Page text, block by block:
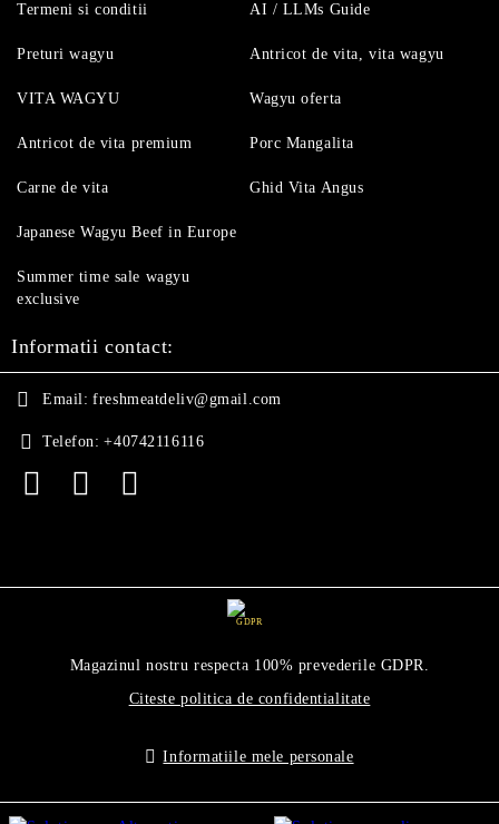
Termeni si conditii AI / LLMs Guide
Preturi wagyu
VITA WAGYU
Antricot de vita premium
Carne de vita
Antricot de vita, vita wagyu
Wagyu oferta
Porc Mangalita
Ghid Vita Angus
Japanese Wagyu Beef in Europe
Summer time sale wagyu
exclusive
Informatii contact:
Email: freshmeatdeliv@gmail.com
Telefon: +40742116116
GDPR
Magazinul nostru respecta 100% prevederile GDPR.
Citeste politica de confidentialitate
Informatiile mele personale